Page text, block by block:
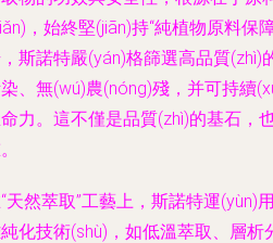
，始終堅(jiān)持“純植物原料保
斯諾特嚴(yán)格篩選高品質(zhì)
、無(wú)農(nóng)殘，并可持續
力。這不僅是品質(zhì)的基石，
天然萃取”工藝上，斯諾特運(yùn)
化技術(shù)，如低溫萃取、層析